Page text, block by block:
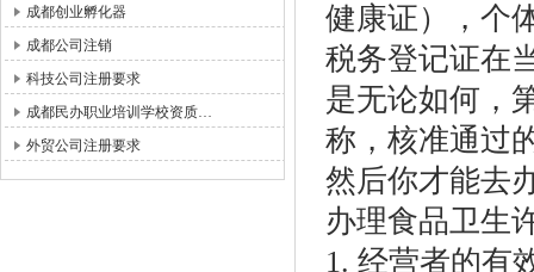
成都创业孵化器
成都公司注销
科技公司注册要求
成都民办职业培训学校资质…
外贸公司注册要求
健康证），个
税务登记证在
是无论如何，
称，核准通过
然后你才能去
办理食品卫生
1. 经营者的有